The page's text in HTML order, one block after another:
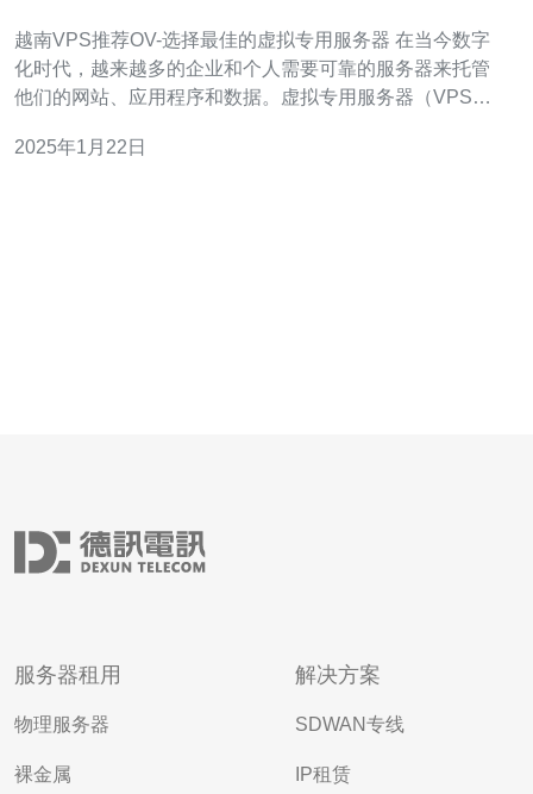
越南VPS推荐OV-选择最佳的虚拟专用服务器 在当今数字
化时代，越来越多的企业和个人需要可靠的服务器来托管
他们的网站、应用程序和数据。虚拟专用服务器（VPS）
商OV，并帮助您选择最适合您需求的虚拟专用服务器。
2025年1月22日
服务器租用
物理服务器
裸金属
解决方案
SDWAN专线
IP租赁